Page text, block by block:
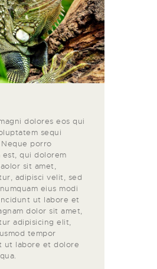
dolores eos qui
sequi
porro
est, qui dolorem
sit amet,
adipisci velit, sed
eius modi
ut labore et
dolor sit amet,
adipisicing elit,
tempor
ut labore et dolore